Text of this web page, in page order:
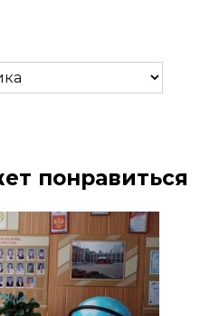
понравиться